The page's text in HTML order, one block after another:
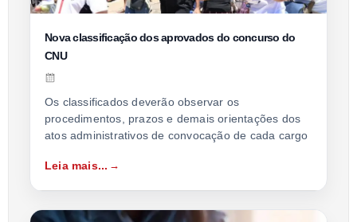
Nova classificação dos aprovados do concurso do
CNU
Os classificados deverão observar os
procedimentos, prazos e demais orientações dos
atos administrativos de convocação de cada cargo
Leia mais...